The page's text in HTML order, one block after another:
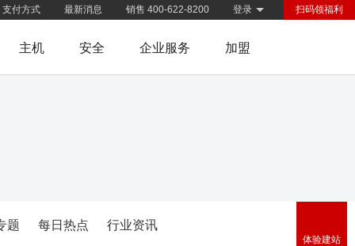
扫码领福利
登录
销售 400-622-8200
最新消息
支付方式
主机 安全 企业服务 加盟
题 每日热点 行业资讯
体验建站